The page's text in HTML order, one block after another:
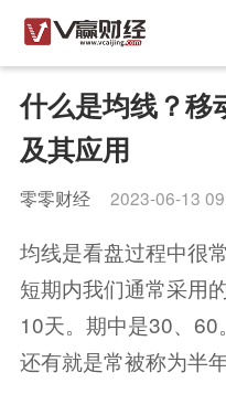
什么是均线？移
及其应用
零零财经 2023-06-13
均线是看盘过程中很
短期内我们通常采用
10天。期中是30、60
还有就是常被称为半